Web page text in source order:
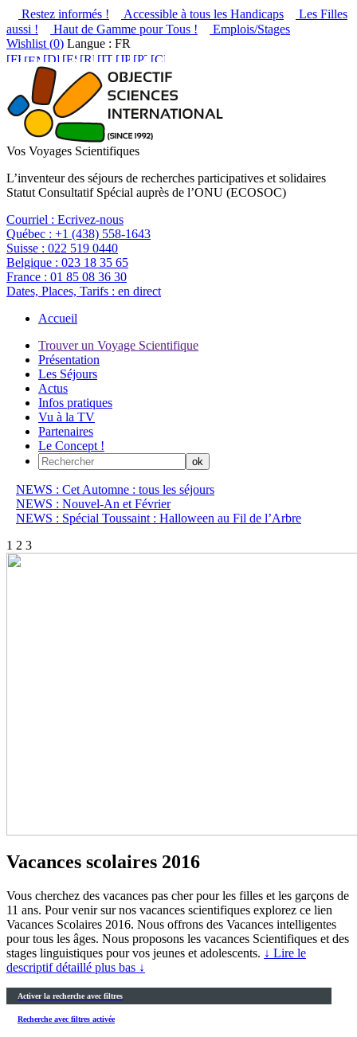
Restez informés ! Accessible à tous les Handicaps
Les Filles
aussi !
Haut de Gamme pour Tous !
Emplois/Stages
Wishlist (0) Langue : FR
Vos Voyages Scientifiques
L’inventeur des séjours de recherches participatives et solidaires
Statut Consultatif Spécial auprès de l’ONU (ECOSOC)
Courriel : Ecrivez-nous
Québec : +1 (438) 558-1643
Suisse : 022 519 0440
Belgique : 023 18 35 65
France : 01 85 08 36 30
Dates, Places, Tarifs : en direct
Accueil
Trouver un Voyage Scientifique
Présentation
Les Séjours
Actus
Infos pratiques
Vu à la TV
Partenaires
Le Concept !
NEWS : Cet Automne : tous les séjours
NEWS : Nouvel-An et Février
NEWS : Spécial Toussaint : Halloween au Fil de l’Arbre
1 2 3
Vacances scolaires 2016
Vous cherchez des vacances pas cher pour les filles et les garçons de
11 ans. Pour venir sur nos vacances scientifiques explorez ce lien
Vacances Scolaires 2016. Nous offrons des Vacances intelligentes
pour tous les âges. Nous proposons les vacances Scientifiques et des
stages linguistiques pour vos jeunes et adolescents. ↓ Lire le
descriptif détaillé plus bas ↓
Activer la recherche avec filtres
Recherche avec filtres activée